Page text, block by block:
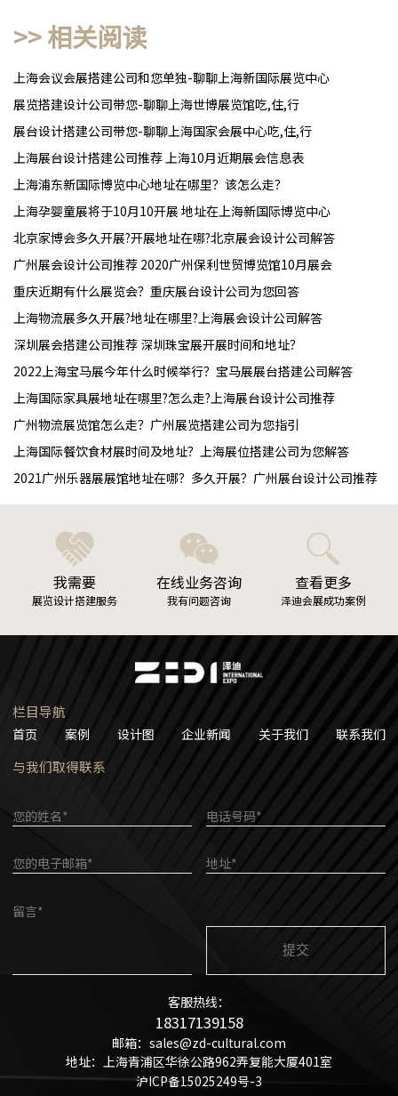
>> 相关阅读
上海会议会展搭建公司和您单独-聊聊上海新国际展览中心
展览搭建设计公司带您-聊聊上海世博展览馆吃,住,行
展台设计搭建公司带您-聊聊上海国家会展中心吃,住,行
上海展台设计搭建公司推荐 上海10月近期展会信息表
上海浦东新国际博览中心地址在哪里？该怎么走？
上海孕婴童展将于10月10开展 地址在上海新国际博览中心
北京家博会多久开展?开展地址在哪?北京展会设计公司解答
广州展会设计公司推荐 2020广州保利世贸博览馆10月展会
重庆近期有什么展览会？重庆展台设计公司为您回答
上海物流展多久开展?地址在哪里?上海展会设计公司解答
深圳展会搭建公司推荐 深圳珠宝展开展时间和地址？
2022上海宝马展今年什么时候举行？宝马展展台搭建公司解答
上海国际家具展地址在哪里?怎么走?上海展台设计公司推荐
广州物流展览馆怎么走？广州展览搭建公司为您指引
上海国际餐饮食材展时间及地址？上海展位搭建公司为您解答
2021广州乐器展展馆地址在哪？多久开展？广州展台设计公司推荐
我需要
展览设计搭建服务
在线业务咨询
我有问题咨询
查看更多
泽迪会展成功案例
栏目导航
首页 案例 设计图 企业新闻 关于我们 联系我们
与我们取得联系
您的姓名* 电话号码*
您的电子邮箱* 地址*
留言*
客服热线：
18317139158
邮箱：sales@zd-cultural.com
地址：上海青浦区华徐公路962弄复能大厦401室
沪ICP备15025249号-3